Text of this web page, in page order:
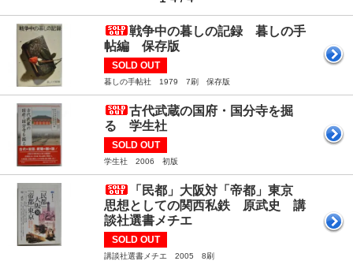
戦争中の暮しの記録 暮しの手
帖編 保存版
SOLD OUT
暮しの手帖社 1979 7刷 保存版
古代武蔵の国府・国分寺を掘
る 学生社
SOLD OUT
学生社 2006 初版
「民都」大阪対「帝都」東京
思想としての関西私鉄 原武史 講
談社選書メチエ
SOLD OUT
講談社選書メチエ 2005 8刷